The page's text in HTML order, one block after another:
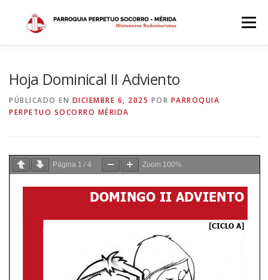
contenido
Menú
HORARIOS ACTIVIDADES PARROQUIALES
SACRAMENTOS CALENDARIO PARROQUIAL 2024
Hoja Dominical II Adviento
PÚBLICADO EN DICIEMBRE 6, 2025 POR PARROQUIA
PERPETUO SOCORRO MÉRIDA
Página 1 / 4 Zoom 100%